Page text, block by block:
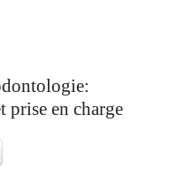
prise en charge